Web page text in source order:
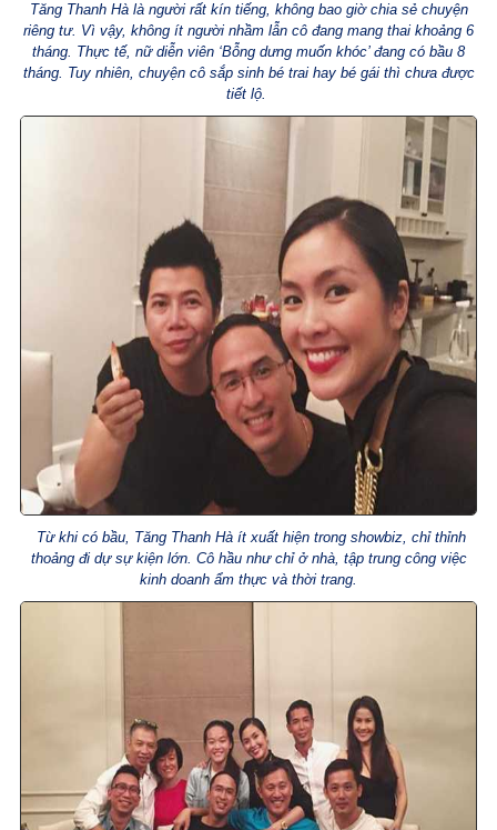
Tăng Thanh Hà là người rất kín tiếng, không bao giờ chia sẻ chuyện
riêng tư. Vì vậy, không ít người nhầm lẫn cô đang mang thai khoảng 6
tháng. Thực tế, nữ diễn viên ‘Bỗng dưng muốn khóc’ đang có bầu 8
tháng. Tuy nhiên, chuyện cô sắp sinh bé trai hay bé gái thì chưa được
tiết lộ.
Từ khi có bầu, Tăng Thanh Hà ít xuất hiện trong showbiz, chỉ thỉnh
thoảng đi dự sự kiện lớn. Cô hầu như chỉ ở nhà, tập trung công việc
kinh doanh ẩm thực và thời trang.